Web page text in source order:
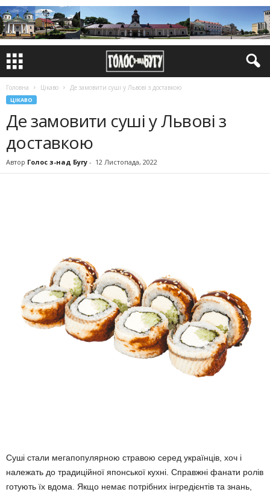
Головна Цікаво Де замовити суші у Львові з доставкою
ЦІКАВО
Де замовити суші у Львові з
доставкою
Автор Голос з-над Бугу - 12 Листопада, 2022
Суші стали мегапопулярною стравою серед українців, хоч і
належать до традиційної японської кухні. Справжні фанати ролів
готують їх вдома. Якщо немає потрібних інгредієнтів та знань,